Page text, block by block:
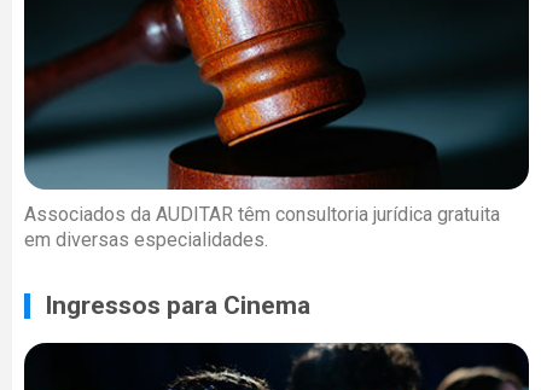
Associados da AUDITAR têm consultoria jurídica gratuita
em diversas especialidades.
Ingressos para Cinema